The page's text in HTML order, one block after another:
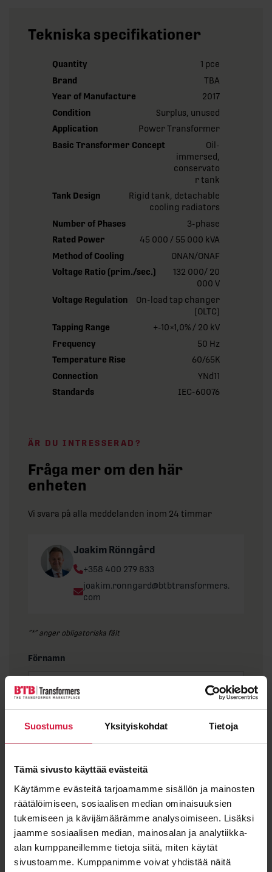
Suostumus Yksityiskohdat Tietoja
Tämä sivusto käyttää evästeitä
Käytämme evästeitä tarjoamamme sisällön ja mainosten
räätälöimiseen, sosiaalisen median ominaisuuksien
tukemiseen ja kävijämäärämme analysoimiseen. Lisäksi
jaamme sosiaalisen median, mainosalan ja analytiikka-
alan kumppaneillemme tietoja siitä, miten käytät
sivustoamme. Kumppanimme voivat yhdistää näitä
Tekniska specifikationer
Quantity
1 pce
Brand
TBA
Year of Manufacture
2017
Condition
Surplus, unused
Application
Power Transformer
Basic Transformer Concept
Oil-
immersed,
conservato
r tank
Tank Design
Rigid tank, detachable
cooling radiators
Number of Phases
3-phase
Rated Power
45 000 / 55 000 kVA
Method of Cooling
ONAN/ONAF
Voltage Ratio (prim./sec.)
132 000/ 20
000 V
Voltage Regulation
On-load tap changer
(OLTC)
Tapping Range
+-10×1,0% / 20 kV
Frequency
50 Hz
Temperature Rise
60/65K
Connection
YNd11
Standards
IEC-60076
ÄR DU INTRESSERAD?
Fråga mer om den här
enheten
Vi svara på alla meddelanden inom 24 timmar
Joakim Rönngård
Phone:
+358 400 279 833
Email:
joakim.ronngard@btbtransformers.
com
”*” anger obligatoriska fält
Förnamn
Efternamn
E-post *
Meddelande